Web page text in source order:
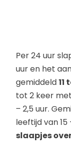
Per 24 uur
uur en het
gemiddeld11
tot 2 keer
– 2,5 uur.
leeftijd van
slaapjes